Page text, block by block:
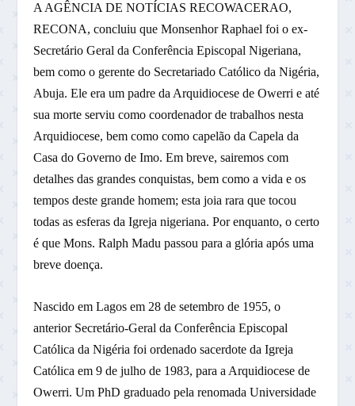
A AGÊNCIA DE NOTÍCIAS RECOWACERAO,
RECONA, concluiu que Monsenhor Raphael foi o ex-
Secretário Geral da Conferência Episcopal Nigeriana,
bem como o gerente do Secretariado Católico da Nigéria,
Abuja. Ele era um padre da Arquidiocese de Owerri e até
sua morte serviu como coordenador de trabalhos nesta
Arquidiocese, bem como como capelão da Capela da
Casa do Governo de Imo. Em breve, sairemos com
detalhes das grandes conquistas, bem como a vida e os
tempos deste grande homem; esta joia rara que tocou
todas as esferas da Igreja nigeriana. Por enquanto, o certo
é que Mons. Ralph Madu passou para a glória após uma
breve doença.
Nascido em Lagos em 28 de setembro de 1955, o
anterior Secretário-Geral da Conferência Episcopal
Católica da Nigéria foi ordenado sacerdote da Igreja
Católica em 9 de julho de 1983, para a Arquidiocese de
Owerri. Um PhD graduado pela renomada Universidade